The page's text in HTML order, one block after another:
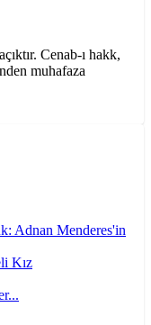
Cenab-ı hakk,
muhafaza
Adnan Menderes'in
Kız